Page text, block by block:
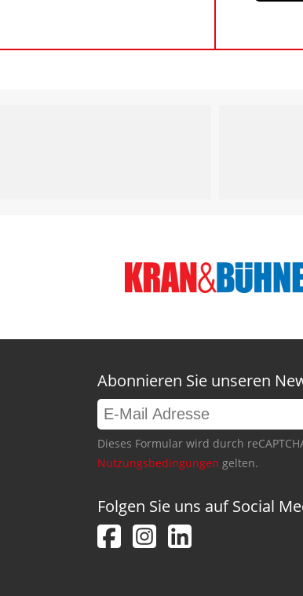
Abonnieren Sie unseren
Dieses Formular wird durch
Nutzungsbedingungen gelten.
Folgen Sie uns auf Social